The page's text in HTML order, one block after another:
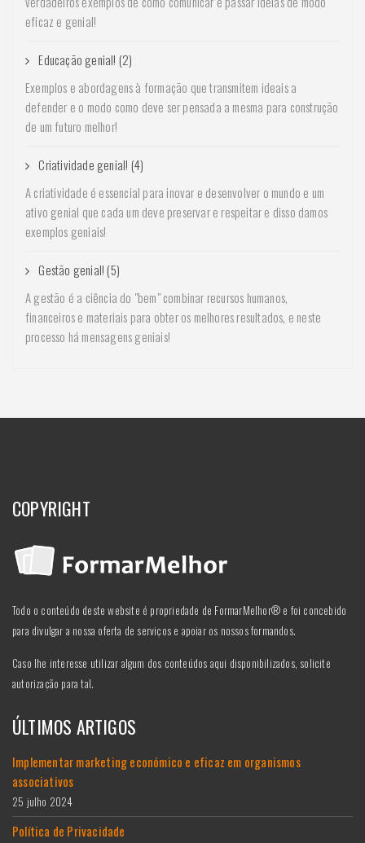
eficaz e genial!
Educação genial! (2)
Exemplos e abordagens à formação que transmitem ideais a
defender e o modo como deve ser pensada a mesma para construção
de um futuro melhor!
Criatividade genial! (4)
A criatividade é essencial para inovar e desenvolver o mundo e um
ativo genial que cada um deve preservar e respeitar e disso damos
exemplos geniais!
Gestão genial! (5)
A gestão é a ciência do "bem" combinar recursos humanos,
financeiros e materiais para obter os melhores resultados, e neste
processo há mensagens geniais!
COPYRIGHT
Todo o conteúdo deste website é propriedade de FormarMelhor® e foi concebido
para divulgar a nossa oferta de serviços e apoiar os nossos formandos.
Caso lhe interesse utilizar algum dos conteúdos aqui disponibilizados, solicite
autorização para tal.
ÚLTIMOS ARTIGOS
Implementar marketing económico e eficaz em organismos
associativos
25 julho 2024
Política de Privacidade